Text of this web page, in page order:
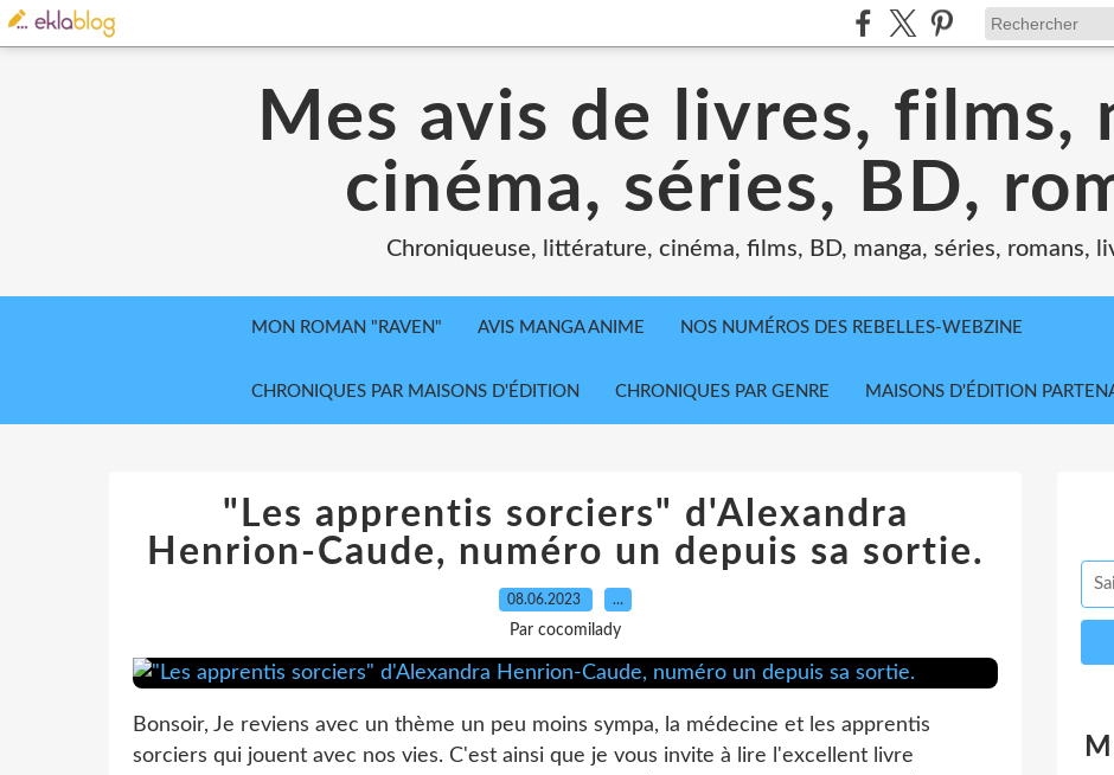
Mes avis de livres, films,
cinéma, séries, BD,
Chroniqueuse, littérature, cinéma, films, BD, manga, séries, romans,
MON ROMAN "RAVEN" AVIS MANGA ANIME NOS NUMÉROS DES REBELLES-WEBZINE
CHRONIQUES PAR MAISONS D'ÉDITION CHRONIQUES PAR GENRE MAISONS D'ÉDITION
"Les apprentis sorciers" d'Alexandra
Henrion-Caude, numéro un depuis sa sortie.
08.06.2023 …
Par cocomilady
Bonsoir, Je reviens avec un thème un peu moins sympa, la médecine et les apprentis
sorciers qui jouent avec nos vies. C'est ainsi que je vous invite à lire l'excellent livre